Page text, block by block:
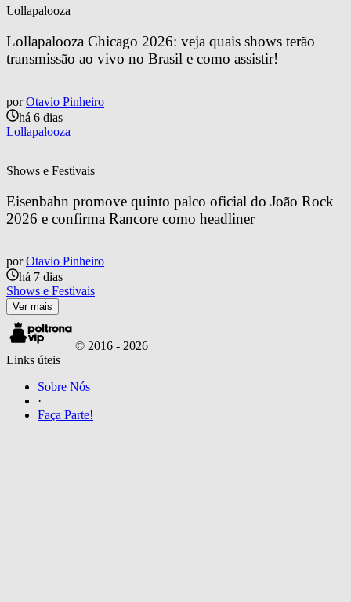
Lollapalooza
Lollapalooza Chicago 2026: veja quais shows terão
transmissão ao vivo no Brasil e como assistir!
por Otavio Pinheiro
há 6 dias
Lollapalooza
Shows e Festivais
Eisenbahn promove quinto palco oficial do João Rock
2026 e confirma Rancore como headliner
por Otavio Pinheiro
há 7 dias
Shows e Festivais
Ver mais
© 2016 - 2026
Links úteis
Sobre Nós
·
Faça Parte!